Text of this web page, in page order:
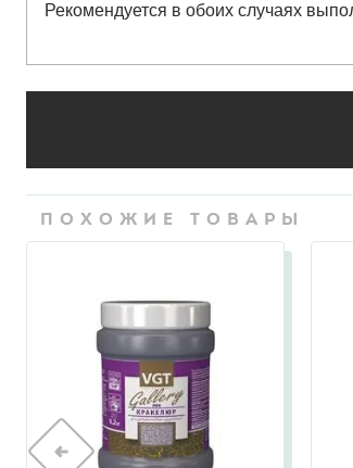
Рекомендуется в обоих случаях
ПОХОЖИЕ ТОВАРЫ